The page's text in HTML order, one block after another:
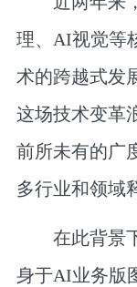
理、AI视觉等
术的跨越式发
这场技术变革
前所未有的广
多行业和领域
在此背景下
身于AI业务版